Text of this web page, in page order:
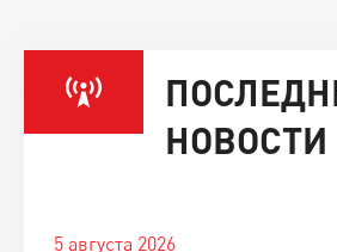
НОВОСТИ
5 августа 2026